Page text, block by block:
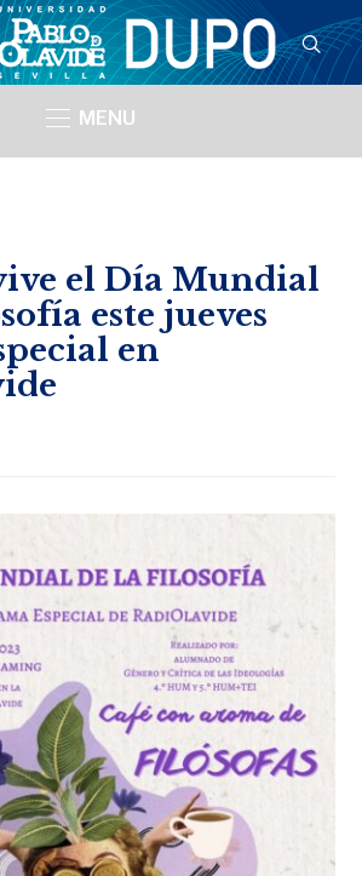
MENU
el Día Mundial
este jueves
en